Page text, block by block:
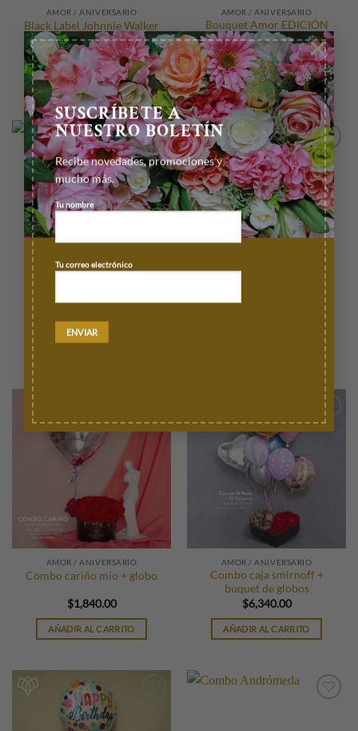
SUSCRÍBETE A
NUESTRO BOLETÍN
Recibe novedades, promociones y
mucho más.
Tu nombre
Tu correo electrónico
×
AMOR / ANIVERSARIO
Black Label Johnnie Walker
$ 1,800.00
AÑADIR AL CARRITO
AMOR / ANIVERSARIO
Bouquet Amor EDICIÓN
LIMITADA
$650.00
AÑADIR AL CARRITO
Bouquet de globos Mamá
$650.00
Combo Andrea
AMOR / ANIVERSARIO
Combo cariño mío + globo
$1,840.00
AÑADIR AL CARRITO
AMOR / ANIVERSARIO
Combo caja smirnoff +
buquet de globos
$6,340.00
AÑADIR AL CARRITO